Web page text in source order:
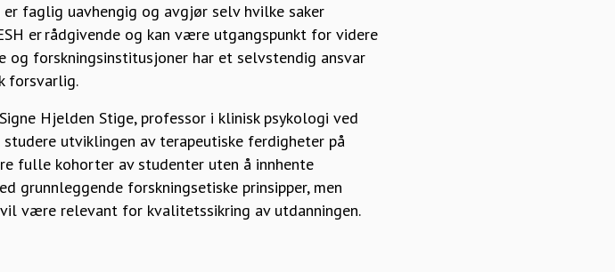
faglig uavhengig og avgjør selv hvilke saker
er rådgivende og kan være utgangspunkt for videre
og forskningsinstitusjoner har et selvstendig ansvar
forsvarlig.
Hjelden Stige, professor i klinisk psykologi ved
utviklingen av terapeutiske ferdigheter på
fulle kohorter av studenter uten å innhente
grunnleggende forskningsetiske prinsipper, men
være relevant for kvalitetssikring av utdanningen.